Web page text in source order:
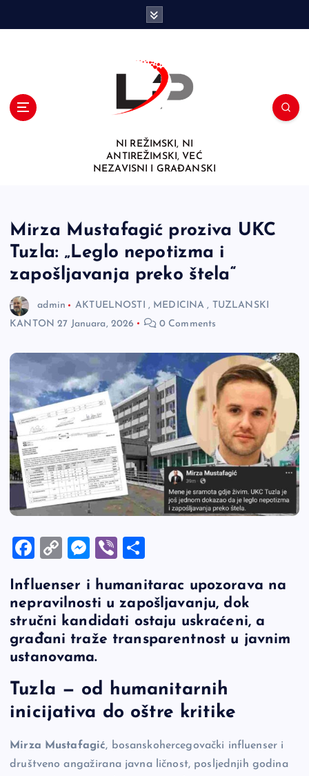
NI REŽIMSKI, NI
ANTIREŽIMSKI, VEĆ
NEZAVISNI I GRAĐANSKI
Mirza Mustafagić proziva UKC
Tuzla: „Leglo nepotizma i
zapošljavanja preko štela“
admin AKTUELNOSTI , MEDICINA , TUZLANSKI
KANTON 27 Januara, 2026 0 Comments
F
c
e
b
o
o
k
C
p
y
Li
n
M
se
n
g
er
Vi
er ar
e
Influenser i humanitarac upozorava na
nepravilnosti u zapošljavanju, dok
stručni kandidati ostaju uskraćeni, a
građani traže transparentnost u javnim
ustanovama.
Tuzla — od humanitarnih
inicijativa do oštre kritike
Mirza Mustafagić, bosanskohercegovački influenser i
društveno angažirana javna ličnost, posljednjih godina